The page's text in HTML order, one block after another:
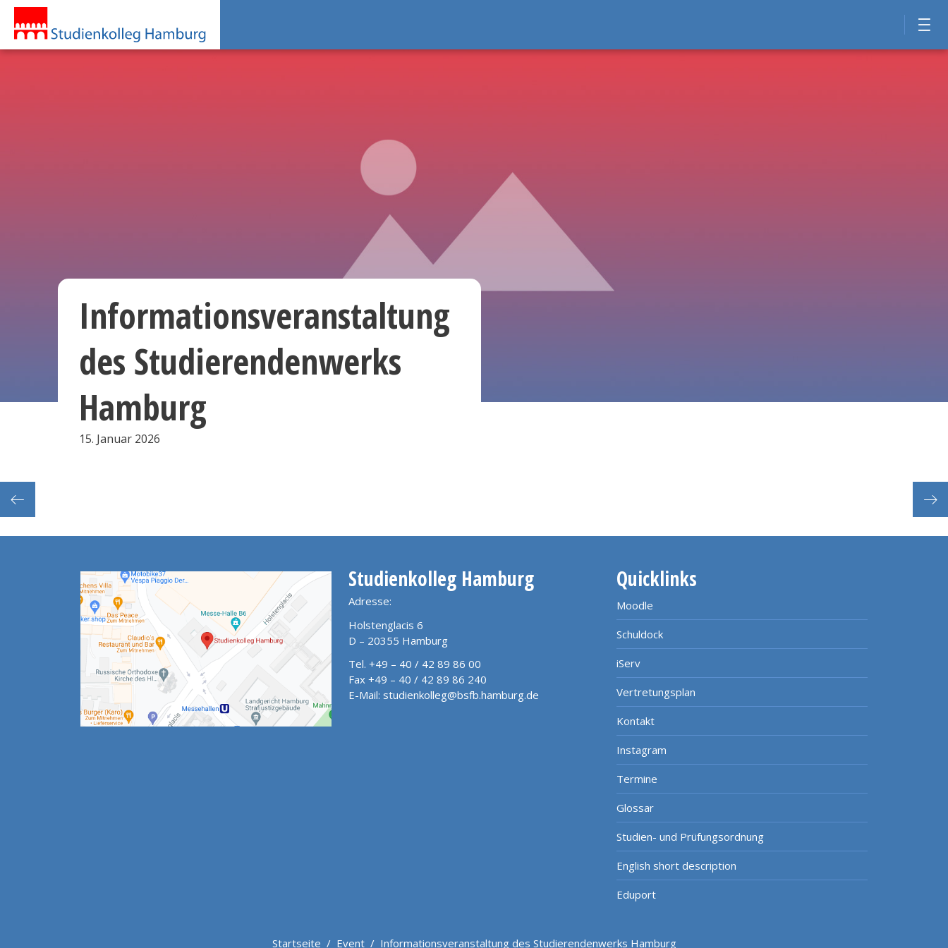
Informationsveranstaltung
des Studierendenwerks
Hamburg
15. Januar 2026
Studienkolleg Hamburg
Adresse:
Holstenglacis 6
D – 20355 Hamburg
Tel. +49 – 40 / 42 89 86 00
Fax +49 – 40 / 42 89 86 240
E-Mail: studienkolleg@bsfb.hamburg.de
Quicklinks
Moodle
Schuldock
iServ
Vertretungsplan
Kontakt
Instagram
Termine
Glossar
Studien- und Prüfungsordnung
English short description
Eduport
Startseite / Event/ Informationsveranstaltung des Studierendenwerks Hamburg